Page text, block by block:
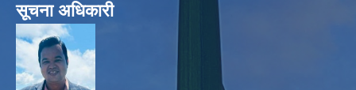
सूचना अधिकारी